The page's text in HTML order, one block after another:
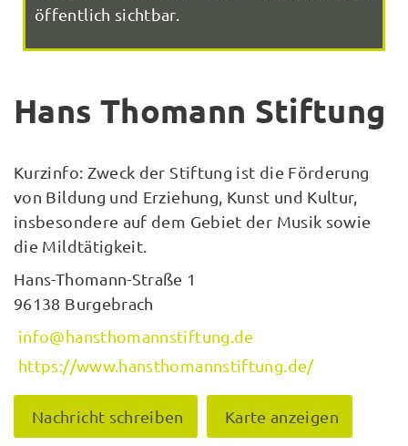
öffentlich sichtbar.
Hans Thomann Stiftung
Kurzinfo: Zweck der Stiftung ist die Förderung
von Bildung und Erziehung, Kunst und Kultur,
insbesondere auf dem Gebiet der Musik sowie
die Mildtätigkeit.
Hans-Thomann-Straße 1
96138 Burgebrach
info@hansthomannstiftung.de
https://www.hansthomannstiftung.de/
Nachricht schreiben Karte anzeigen